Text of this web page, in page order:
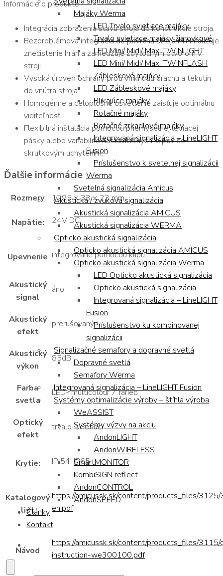
Majáky Werma
LED Trvalo svietiace majáky
Trvalo svietiace majáky žiarovkové
LED Mini/ Midi/ Maxi TWINLIGHT
LED Mini/ Midi/ Maxi TWINFLASH
Zábleskové majáky
LED Zábleskové majáky
Blikajúce majáky
Rotačné majáky
Rotačné zrkadlové majáky
Integrovaná signalizácia – LineLIGHT
Fusion
Príslušenstvo k svetelnej signalizácii
Werma
Svetelná signalizácia Amicus
Akustická / zvuková signalizácia
Akustická signalizácia AMICUS
Akustická signalizácia WERMA
Opticko akustická signalizácia
Opticko akustická signalizácia AMICUS
Opticko akustická signalizácia Werma
LED Opticko akustická signalizácia
Opticko akustická signalizácia
Integrovaná signalizácia – LineLIGHT
Fusion
Príslušenstvo ku kombinovanej
signalizácii
Signalizačné semafory a dopravné svetlá
Dopravné svetlá
Semafory Werma
Integrovaná signalizácia – LineLIGHT Fusion
Systémy optimalizácie výroby – štíhla výroba
WeASSIST
Systémy výzvy na akciu
AndonLIGHT
AndonWIRELESS
SmartMONITOR
KombiSIGN reflect
AndonCONTROL
AndonSPEED
Články
Kontakt
Informácie o produkte
Integrácia zobrazenia stavu stroja do konštrukcie stroja.
Bezproblémová integrácia do povrchu stroja minimalizuje
znečistenie hrán a zamedzuje zbytočným otvorom v
stroji.
Vysoká úroveň ochrany proti vniknutiu prachu a tekutín
do vnútra stroja.
Homogénne a celoplošné osvetlenie zaisťuje optimálnu
viditeľnosť.
Flexibilná inštalácia pomocou priemyselnej lepiacej
pásky alebo variabilne nastaviteľných klipov so
skrutkovým uchytením.
Ďalšie informácie
Rozmery 1295 × 33 × 23 mm
Napätie: 24V DC
Upevnenie integrované pomocou klipu
Akustický
signal
áno
Akustický
efekt
prerušovaný
Akustický
výkon
85dB
Farba
svetla
LED- multicolour 7 farieb
Optický
efekt
trvalo-svietiaci
Krytie: IP 54, IP65
Katalogový
list
https://amicussk.sk/content/products_files/
en.pdf
Návod
https://amicussk.sk/content/products_files/
instruction-we300100.pdf